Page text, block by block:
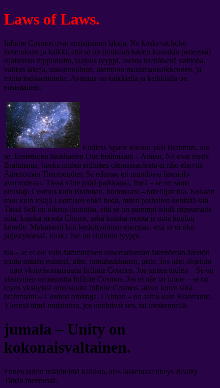
Laws of Laws.
Infinite Cosmos ovat ensisijainen lakeja. Ne koskevat koko
kosmoksen ja kaikki, että se on (mukaan lukien kussakin pisteessä)
sijainnista riippumatta, taajuus tyyppi, asema itsenäisenä valtiona,
valtion lakeja, uskonnollinen, asentoon maailmankaikkeuden, ja
muita indikaattoreita. Avaruus on kaikkialla ja kaikkialla on
ensisijainen.
Endless Space kuuluu yksi Brahman, luo
se. Erotettujen hiukkasten One brahmaani – Atman, Ne ovat myös
Brahmania, koska niiden erillisten olemassaolosta ei riko eheyttä
Äärettömän Tietoisuuden; Se edustaa eri muodossa läsnäolo
avaruudessa. Tässä väite pitää paikkansa, Itseä – se on sama
omistaja Cosmos kuin Brahman. brahmaani – taiteilijan tila. Kukaan
muu kuin tekijä Luomisen ehkä tiedä, miten parhaiten kehittää sitä.
Tässä Self on oikeus ilmoittaa, että se on parempi tehdä riippumatta
siitä, kuinka monta Choice, sekä kuinka monta ja mitä kuuluu
kenelle. Mukaisesti lain keskittyminen energiaa, että se ei riko
järjestyksessä, koska Itse on ehdoton tyyppi.
tila – se ei ole vain äärimmäisen uskomattoman äärettömän ääretön
mutta mitään esinettä, aihe, tomuhiukkanen, piste. Jos näet objektin
– näet yksityisomaisuutta Infinite Cosmos. Jos tuntea tuulen – Se on
yksityinen omaisuutta Infinite Cosmos. Jos et näe tai tunne – se on
myös yksityistä omaisuutta Infinite Cosmos, aivan kuten sinä.
brahmaani – Cosmos omistaja. I Atman – on sama kuin Brahmania.
Yleensä tämä muistuttaa, jos unohtivat sen, tai teeskennellä.
jumala – Unity on
kokonaisvaltainen.
Ennen tarkin määritelmä kaikista, alas lasketussa tiheys Reality
Tähän mennessä.